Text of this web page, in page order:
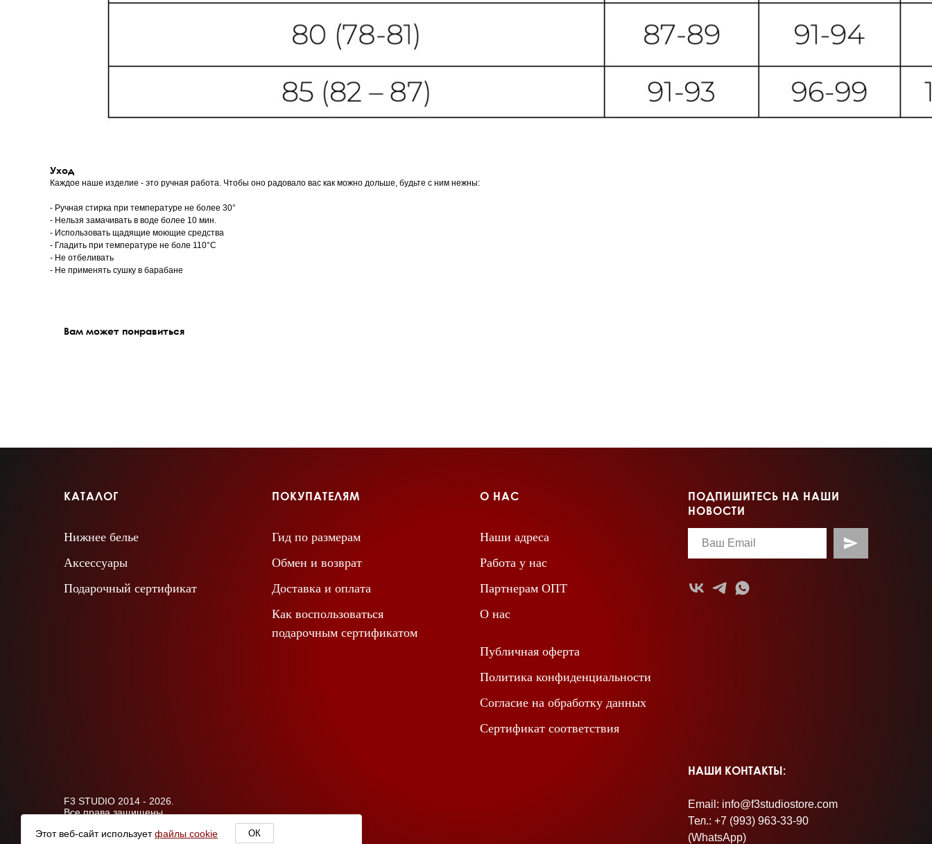
Этот веб-сайт используетфайлы cookie ОК
Уход
Каждое наше изделие - это ручная работа. Чтобы оно радовало вас как можно дольше, будьте с ним нежны:
- Ручная стирка при температуре не более 30°
- Нельзя замачивать в воде более 10 мин.
- Использовать щадящие моющие средства
- Гладить при температуре не боле 110°С
- Не отбеливать
- Не применять сушку в барабане
Вам может понравиться
КАТАЛОГ
Нижнее белье
Аксессуары
Подарочный сертификат
ПОКУПАТЕЛЯМ
Гид по размерам
Обмен и возврат
Доставка и оплата
Как воспользоваться
подарочным сертификатом
О НАС
Наши адреса
Работа у нас
Партнерам ОПТ
О нас
Публичная оферта
Политика конфиденциальности
Согласие на обработку данных
Сертификат соответствия
ПОДПИШИТЕСЬ НА НАШИ
НОВОСТИ
F3 STUDIO 2014 - 2026.
Все права защищены.
НАШИ КОНТАКТЫ:
Email: info@f3studiostore.com
Тел.: +7 (993) 963-33-90
(WhatsApp)